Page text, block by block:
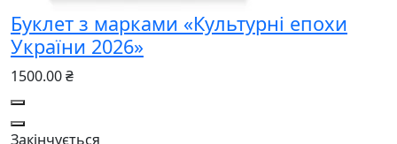
Буклет з марками «Культурні епохи
України 2026»
1500.00 ₴
Закінчується